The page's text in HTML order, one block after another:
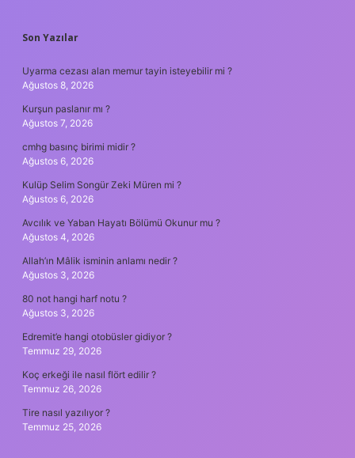
SIDEBAR
Son Yazılar
Uyarma cezası alan memur tayin isteyebilir mi ?
Ağustos 8, 2026
Kurşun paslanır mı ?
Ağustos 7, 2026
cmhg basınç birimi midir ?
Ağustos 6, 2026
Kulüp Selim Songür Zeki Müren mi ?
Ağustos 6, 2026
Avcılık ve Yaban Hayatı Bölümü Okunur mu ?
Ağustos 4, 2026
Allah’ın Mâlik isminin anlamı nedir ?
Ağustos 3, 2026
80 not hangi harf notu ?
Ağustos 3, 2026
Edremit’e hangi otobüsler gidiyor ?
Temmuz 29, 2026
Koç erkeği ile nasıl flört edilir ?
Temmuz 26, 2026
Tire nasıl yazılıyor ?
Temmuz 25, 2026